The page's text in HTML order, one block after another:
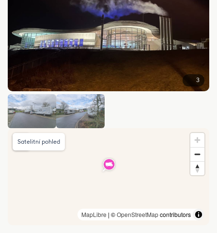
3
MapLibre | ©OpenStreetMapcontributors
Satelitní pohled